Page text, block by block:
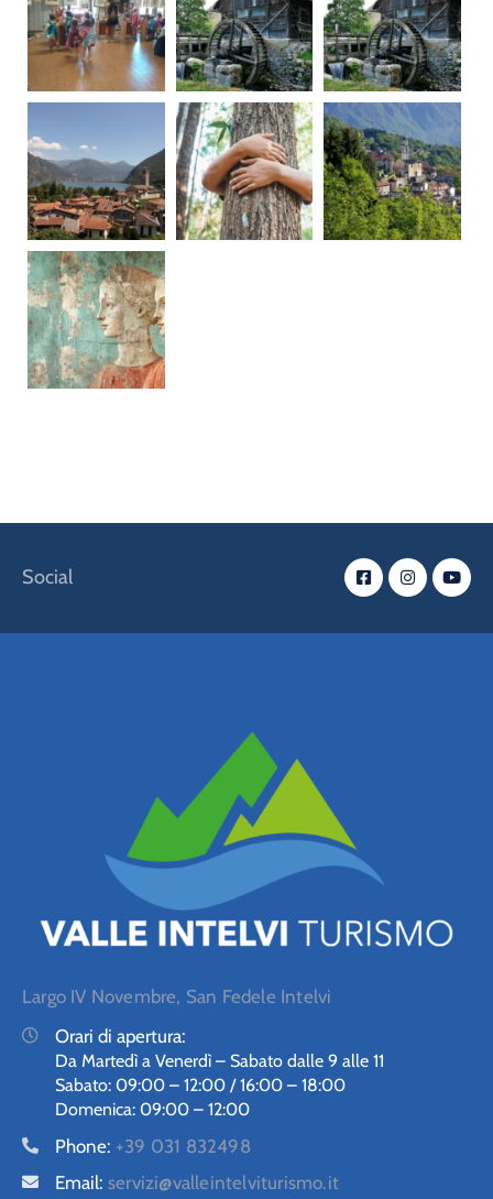
Social
Largo IV Novembre, San Fedele Intelvi
Orari di apertura:
Da Martedì a Venerdì – Sabato dalle 9 alle 11
Sabato: 09:00 – 12:00 / 16:00 – 18:00
Domenica: 09:00 – 12:00
Phone: +39 031 832498
Email: servizi@valleintelviturismo.it